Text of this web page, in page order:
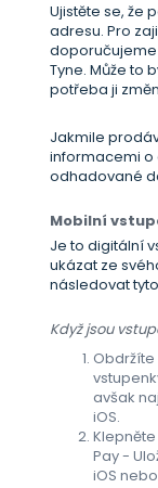
Ujistěte se, že
adresu. Pro
doporučujeme
Tyne. Může to
potřeba ji
Jakmile
informacemi o
odhadované
Mobilní
Je to digitální
ukázat ze
následovat
Když jsou
avšak
iOS.
Pay -
iOS